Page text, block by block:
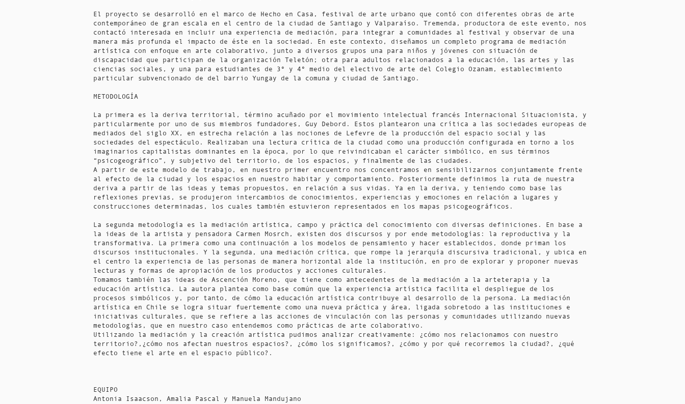
El proyecto se desarrolló en el marco de Hecho en Casa, festival de arte urbano que contó con diferentes obras de arte
contemporáneo de gran escala en el centro de la ciudad de Santiago y Valparaíso. Tremenda, productora de este evento, nos
contactó interesada en incluir una experiencia de mediación, para integrar a comunidades al festival y observar de una
manera más profunda el impacto de éste en la sociedad. En este contexto, diseñamos un completo programa de mediación
artística con enfoque en arte colaborativo, junto a diversos grupos una para niños y jóvenes con situación de
discapacidad que participan de la organización Teletón; otra para adultos relacionados a la educación, las artes y las
ciencias sociales, y una para estudiantes de 3º y 4º medio del electivo de arte del Colegio Ozanam, establecimiento
particular subvencionado de del barrio Yungay de la comuna y ciudad de Santiago.
METODOLOGÍA
La primera es la deriva territorial, término acuñado por el movimiento intelectual francés Internacional Situacionista, y
particularmente por uno de sus miembros fundadores, Guy Debord. Estos plantearon una crítica a las sociedades europeas de
mediados del siglo XX, en estrecha relación a las nociones de Lefevre de la producción del espacio social y las
sociedades del espectáculo. Realizaban una lectura crítica de la ciudad como una producción configurada en torno a los
imaginarios capitalistas dominantes en la época, por lo que reivindicaban el carácter simbólico, en sus términos
“psicogeográfico”, y subjetivo del territorio, de los espacios, y finalmente de las ciudades.
A partir de este modelo de trabajo, en nuestro primer encuentro nos concentramos en sensibilizarnos conjuntamente frente
al efecto de la ciudad y los espacios en nuestro habitar y comportamiento. Posteriormente definimos la ruta de nuestra
deriva a partir de las ideas y temas propuestos, en relación a sus vidas. Ya en la deriva, y teniendo como base las
reflexiones previas, se produjeron intercambios de conocimientos, experiencias y emociones en relación a lugares y
construcciones determinadas, los cuales también estuvieron representados en los mapas psicogeográficos.
La segunda metodología es la mediación artística, campo y práctica del conocimiento con diversas definiciones. En base a
la ideas de la artista y pensadora Carmen Mosrch, existen dos discursos y por ende metodologías: la reproductiva y la
transformativa. La primera como una continuación a los modelos de pensamiento y hacer establecidos, donde priman los
discursos institucionales. Y la segunda, una mediación crítica, que rompe la jerarquía discursiva tradicional, y ubica en
el centro la experiencia de las personas de manera horizontal alde la institución, en pro de explorar y proponer nuevas
lecturas y formas de apropiación de los productos y acciones culturales.
Tomamos también las ideas de Ascención Moreno, que tiene como antecedentes de la mediación a la arteterapia y la
educación artística. La autora plantea como base común que la experiencia artística facilita el despliegue de los
procesos simbólicos y, por tanto, de cómo la educación artística contribuye al desarrollo de la persona. La mediación
artística en Chile se logra situar fuertemente como una nueva práctica y área, ligada sobretodo a las instituciones e
iniciativas culturales, que se refiere a las acciones de vinculación con las personas y comunidades utilizando nuevas
metodologías, que en nuestro caso entendemos como prácticas de arte colaborativo.
Utilizando la mediación y la creación artística pudimos analizar creativamente: ¿cómo nos relacionamos con nuestro
territorio?,¿cómo nos afectan nuestros espacios?, ¿cómo los significamos?, ¿cómo y por qué recorremos la ciudad?, ¿qué
efecto tiene el arte en el espacio público?.
EQUIPO
Antonia Isaacson, Amalia Pascal y Manuela Mandujano